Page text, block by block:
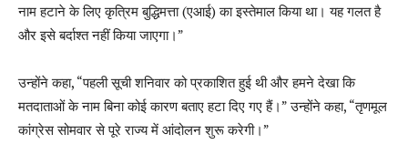
नाम हटाने के लिए कृत्रिम बुद्धिमत्ता (एआई) का इस्तेमाल किया था। यह गलत है
और इसे बर्दाश्त नहीं किया जाएगा।”
उन्होंने कहा, “पहली सूची शनिवार को प्रकाशित हुई थी और हमने देखा कि
मतदाताओं के नाम बिना कोई कारण बताए हटा दिए गए हैं।” उन्होंने कहा, “तृणमूल
कांग्रेस सोमवार से पूरे राज्य में आंदोलन शुरू करेगी।”